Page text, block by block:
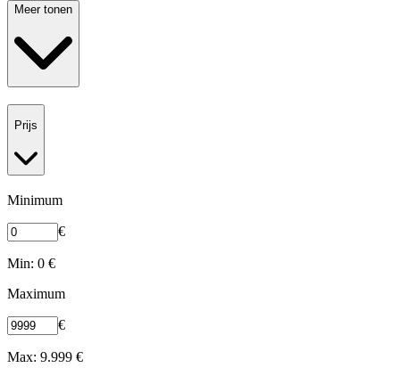
Meer tonen
Prijs
Minimum
€
Min: 0 €
Maximum
€
Max: 9.999 €